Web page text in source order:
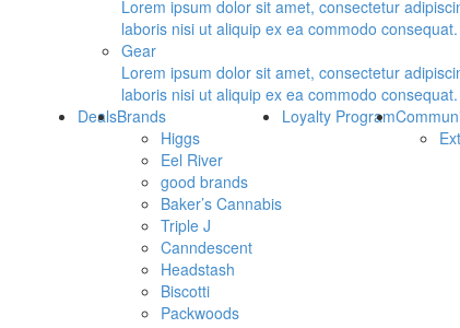
Lorem ipsum dolor sit amet, consectetur
laboris nisi ut aliquip ex ea commodo
Gear
Lorem ipsum dolor sit amet, consectetur
laboris nisi ut aliquip ex ea commodo
DealsBrands
Higgs
Eel River
good brands
Baker’s Cannabis
Triple J
Canndescent
Headstash
Biscotti
Packwoods
Loyalty Program